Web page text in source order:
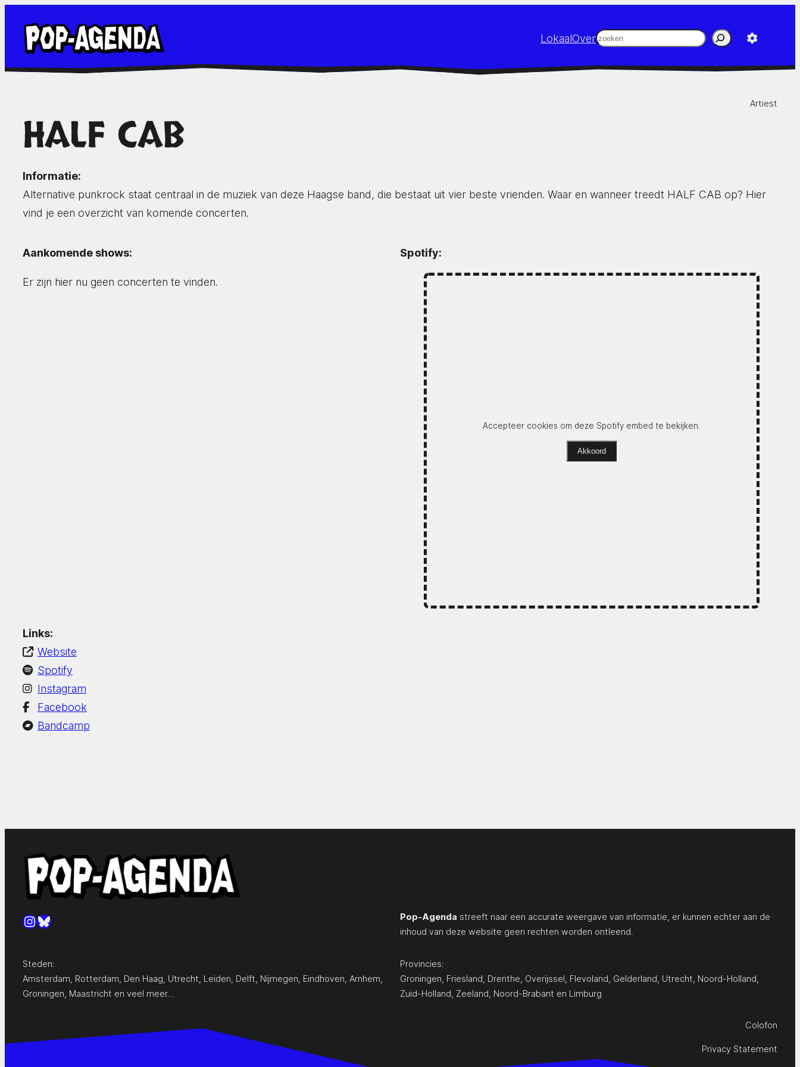
naar
inhoud
LokaalOverZoeken
Artiest
HALF CAB
Informatie:
Alternative punkrock staat centraal in de muziek van deze Haagse band, die bestaat uit vier beste vrienden. Waar en wanneer treedt HALF CAB op? Hier
vind je een overzicht van komende concerten.
Aankomende shows:
Er zijn hier nu geen concerten te vinden.
Spotify:
Accepteer cookies om deze Spotify embed te bekijken.
Akkoord
Links:
Website
Spotify
Instagram
Facebook
Bandcamp
Instagram
Bluesky Pop-Agenda streeft naar een accurate weergave van informatie, er kunnen echter aan de
inhoud van deze website geen rechten worden ontleend.
Steden:
Amsterdam Rotterdam Den Haag Utrecht Leiden Delft Nijmegen Eindhoven Arnhem
Groningen Maastricht en veel meer…
Provincies:
Groningen Friesland Drenthe Overijssel Flevoland Gelderland Utrecht Noord-Holland
Zuid-Holland Zeeland Noord-Brabant en Limburg
Colofon
Privacy Statement